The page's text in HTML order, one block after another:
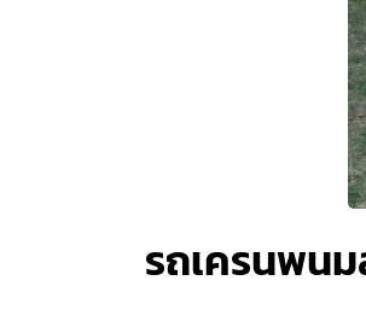
รถเครนพน